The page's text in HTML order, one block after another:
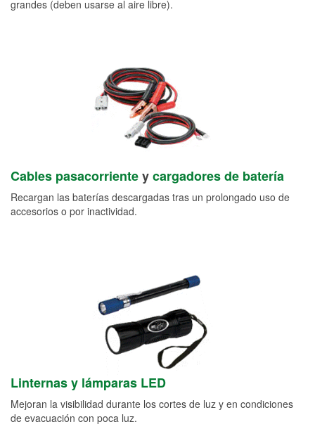
grandes (deben usarse al aire libre).
Cables pasacorrienteycargadores de batería
Recargan las baterías descargadas tras un prolongado uso de
accesorios o por inactividad.
Linternas y lámparas LED
Mejoran la visibilidad durante los cortes de luz y en condiciones
de evacuación con poca luz.